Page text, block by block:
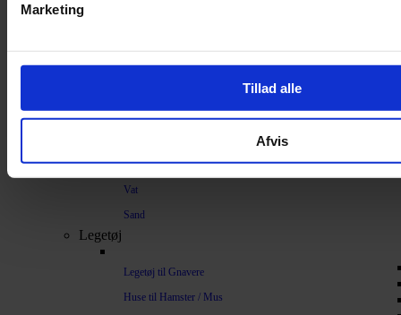
Marketing
Tillad alle
Afvis
Savsmuld
Bommuld
Træpiller
Vat
Sand
Legetøj
Legetøj til Gnavere
Huse til Hamster / Mus